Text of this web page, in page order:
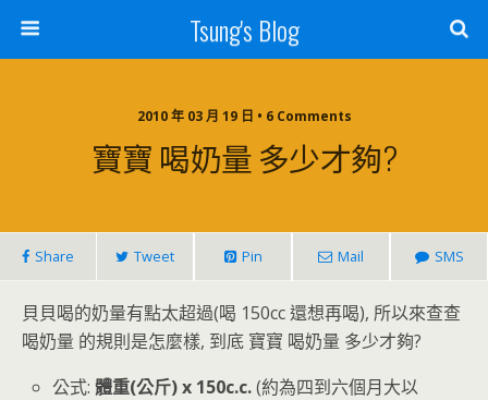
Tsung's Blog
2010 年 03 月 19 日 • 6 Comments
寶寶 喝奶量 多少才夠?
Share Tweet Pin Mail SMS
貝貝喝的奶量有點太超過(喝 150cc 還想再喝), 所以來查查
喝奶量 的規則是怎麼樣, 到底 寶寶 喝奶量 多少才夠?
公式:體重(公斤) x 150c.c.(約為四到六個月大以